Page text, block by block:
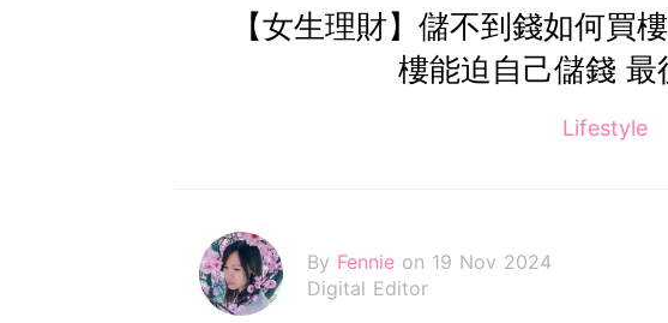
【女生理財】儲不到錢如何買
樓能迫自己儲錢 最
Lifestyle
By Fennie on 19 Nov 2024
Digital Editor